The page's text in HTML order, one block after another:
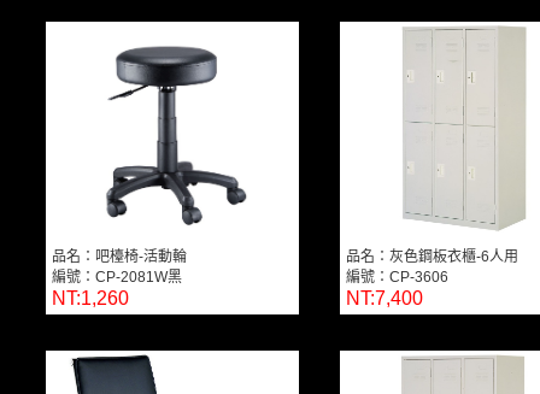
品名：吧檯椅-活動輪
編號：CP-2081W黑
NT:1,260
品名：灰色鋼板衣櫃-6人用
編號：CP-3606
NT:7,400